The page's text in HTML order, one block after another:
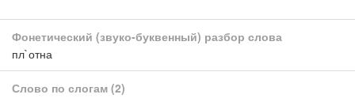
Фонетический (звуко-буквенный) разбор слова
пл`отна
Слово по слогам (2)